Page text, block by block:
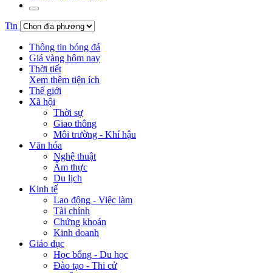
Tin
Thông tin bóng đá
Giá vàng hôm nay
Thời tiết
Xem thêm tiện ích
Thế giới
Xã hội
Thời sự
Giao thông
Môi trường - Khí hậu
Văn hóa
Nghệ thuật
Ẩm thực
Du lịch
Kinh tế
Lao động - Việc làm
Tài chính
Chứng khoán
Kinh doanh
Giáo dục
Học bổng - Du học
Đào tạo - Thi cử